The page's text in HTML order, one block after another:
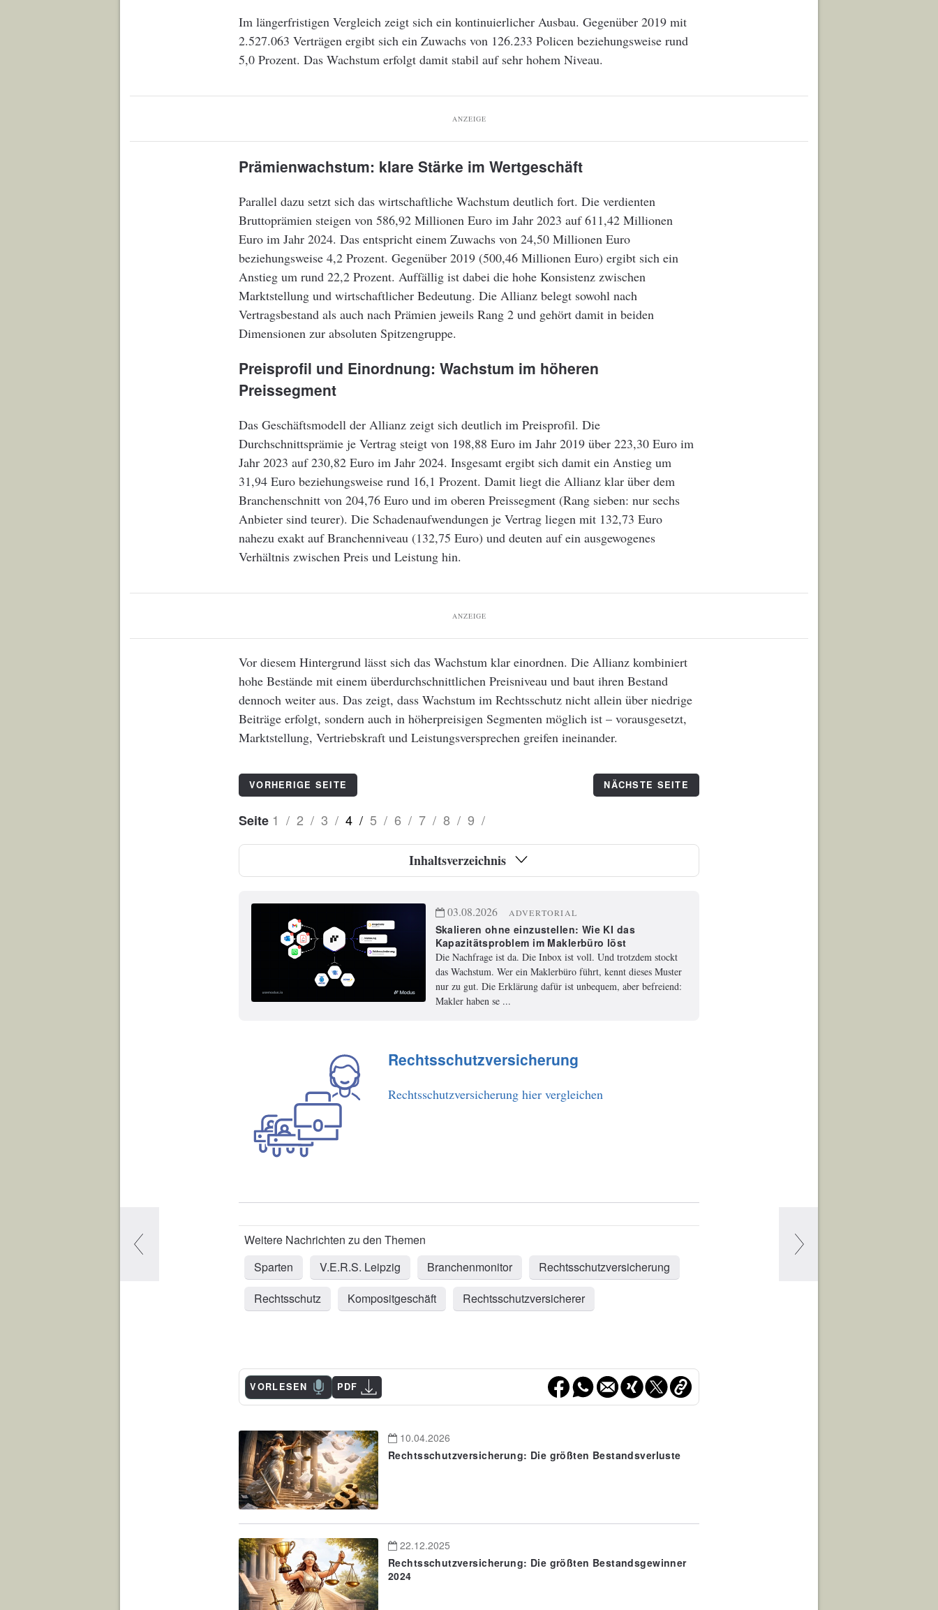
Im längerfristigen Vergleich zeigt sich ein kontinuierlicher Ausbau. Gegenüber 2019 mit
2.527.063 Verträgen ergibt sich ein Zuwachs von 126.233 Policen beziehungsweise rund
5,0 Prozent. Das Wachstum erfolgt damit stabil auf sehr hohem Niveau.
ANZEIGE
Prämienwachstum: klare Stärke im Wertgeschäft
Parallel dazu setzt sich das wirtschaftliche Wachstum deutlich fort. Die verdienten
Bruttoprämien steigen von 586,92 Millionen Euro im Jahr 2023 auf 611,42 Millionen
Euro im Jahr 2024. Das entspricht einem Zuwachs von 24,50 Millionen Euro
beziehungsweise 4,2 Prozent. Gegenüber 2019 (500,46 Millionen Euro) ergibt sich ein
Anstieg um rund 22,2 Prozent. Auffällig ist dabei die hohe Konsistenz zwischen
Marktstellung und wirtschaftlicher Bedeutung. Die Allianz belegt sowohl nach
Vertragsbestand als auch nach Prämien jeweils Rang 2 und gehört damit in beiden
Dimensionen zur absoluten Spitzengruppe.
Preisprofil und Einordnung: Wachstum im höheren
Preissegment
Das Geschäftsmodell der Allianz zeigt sich deutlich im Preisprofil. Die
Durchschnittsprämie je Vertrag steigt von 198,88 Euro im Jahr 2019 über 223,30 Euro im
Jahr 2023 auf 230,82 Euro im Jahr 2024. Insgesamt ergibt sich damit ein Anstieg um
31,94 Euro beziehungsweise rund 16,1 Prozent. Damit liegt die Allianz klar über dem
Branchenschnitt von 204,76 Euro und im oberen Preissegment (Rang sieben: nur sechs
Anbieter sind teurer). Die Schadenaufwendungen je Vertrag liegen mit 132,73 Euro
nahezu exakt auf Branchenniveau (132,75 Euro) und deuten auf ein ausgewogenes
Verhältnis zwischen Preis und Leistung hin.
ANZEIGE
Vor diesem Hintergrund lässt sich das Wachstum klar einordnen. Die Allianz kombiniert
hohe Bestände mit einem überdurchschnittlichen Preisniveau und baut ihren Bestand
dennoch weiter aus. Das zeigt, dass Wachstum im Rechtsschutz nicht allein über niedrige
Beiträge erfolgt, sondern auch in höherpreisigen Segmenten möglich ist – vorausgesetzt,
Marktstellung, Vertriebskraft und Leistungsversprechen greifen ineinander.
VORHERIGE SEITE NÄCHSTE SEITE
Seite 1 / 2 / 3 / 4 / 5 / 6 / 7 / 8 / 9 /
Inhaltsverzeichnis
03.08.2026 ADVERTORIAL
Skalieren ohne einzustellen: Wie KI das
Kapazitätsproblem im Maklerbüro löst
Die Nachfrage ist da. Die Inbox ist voll. Und trotzdem stockt
das Wachstum. Wer ein Maklerbüro führt, kennt dieses Muster
nur zu gut. Die Erklärung dafür ist unbequem, aber befreiend:
Makler haben se ...
Rechtsschutzversicherung
Rechtsschutzversicherung hier vergleichen
Sparten V.E.R.S. Leipzig Branchenmonitor
Rechtsschutzversicherung
Rechtsschutz
Kompositgeschäft Rechtsschutzversicherer
VORLESEN PDF
10.04.2026
Rechtsschutzversicherung: Die größten Bestandsverluste
22.12.2025
Rechtsschutzversicherung: Die größten Bestandsgewinner
2024